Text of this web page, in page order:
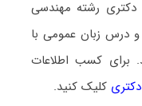
رشته مهندسی
عمران – راه و ترابری دارای ضریب ۵ و درس زبان عمومی با
برای کسب اطلاعات
کلیک کنید.